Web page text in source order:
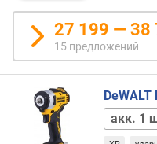
а
с
к
о
27 199 — 38
15 предложений
DeWALT
акк.
2